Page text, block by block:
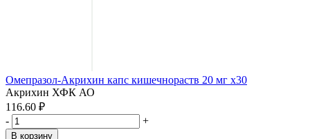
Омепразол-Акрихин капс кишечнораств 20 мг x30
Акрихин ХФК АО
116.60 ₽
-
+
В корзину